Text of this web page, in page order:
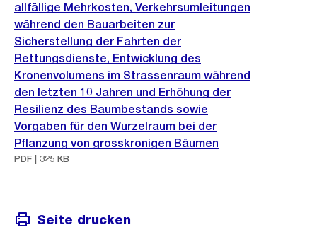
allfällige Mehrkosten, Verkehrsumleitungen
während den Bauarbeiten zur
Sicherstellung der Fahrten der
Rettungsdienste, Entwicklung des
Kronenvolumens im Strassenraum während
den letzten 10 Jahren und Erhöhung der
Resilienz des Baumbestands sowie
Vorgaben für den Wurzelraum bei der
Pflanzung von grosskronigen Bäumen
PDF | 325 KB
Seite drucken